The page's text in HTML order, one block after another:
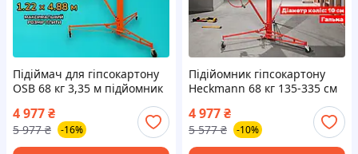
Підіймач для гіпсокартону
OSB 68 кг 3,35 м підйомник
для гіпсокартонових плит
будівельний підйомник
гіпсокартону
4 977₴
5 977 ₴ -16%
Підійомник гіпсокартону
Heckmann 68 кг 135-335 см
гіпсокартонних плит для
стелі та стін
4 977₴
5 577 ₴ -10%